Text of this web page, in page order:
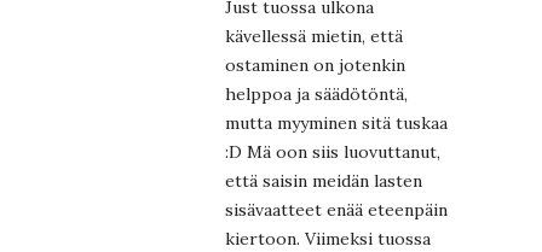
Just tuossa ulkona
kävellessä mietin, että
ostaminen on jotenkin
helppoa ja säädötöntä,
mutta myyminen sitä tuskaa
:D Mä oon siis luovuttanut,
että saisin meidän lasten
sisävaatteet enää eteenpäin
kiertoon. Viimeksi tuossa